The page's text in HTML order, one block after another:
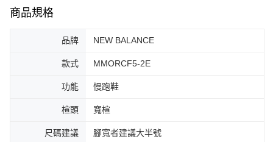
１．透過由恩沛科技股份有限公司提供之「AFTEE先享後付」服務完成之交
權轉讓予恩沛科技股份有限公司。
２．關於個人資料處理事宜，請瀏覽以下網址：
３．未成年的使用者請事先徵得法定代理人或監護人之同意方可使用
時審查核予不同之上限額度；若仍有額度不足之情形，本公司將視審查結果
５．嚴禁一人註冊多個帳號或使用他人資訊註冊。若發現惡意使用之情形，
每筆NT$100，滿NT$1,500(含以上)免運費
商品規格
品牌 NEW BALANCE
款式 MMORCF5-2E
功能 慢跑鞋
楦頭 寬楦
尺碼建議 腳寬者建議大半號